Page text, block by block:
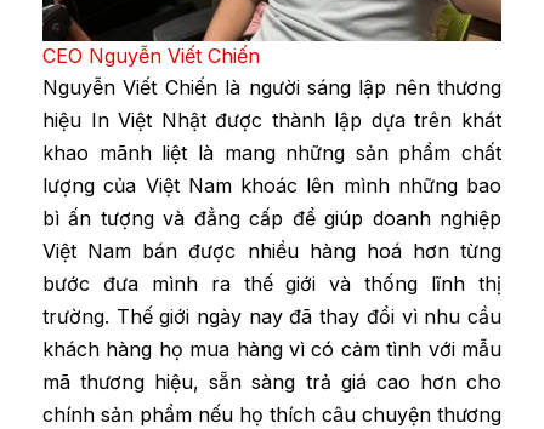
CEO Nguyễn Viết Chiến
Nguyễn Viết Chiến là người sáng lập nên thương
hiệu In Việt Nhật được thành lập dựa trên khát
khao mãnh liệt là mang những sản phẩm chất
lượng của Việt Nam khoác lên mình những bao
bì ấn tượng và đẳng cấp để giúp doanh nghiệp
Việt Nam bán được nhiều hàng hoá hơn từng
bước đưa mình ra thế giới và thống lĩnh thị
trường. Thế giới ngày nay đã thay đổi vì nhu cầu
khách hàng họ mua hàng vì có cảm tình với mẫu
mã thương hiệu, sẵn sàng trả giá cao hơn cho
chính sản phẩm nếu họ thích câu chuyện thương